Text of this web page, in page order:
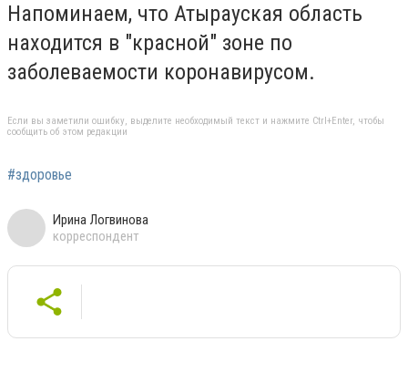
Напоминаем, что Атырауская область
находится в "красной" зоне по
заболеваемости коронавирусом.
Если вы заметили ошибку, выделите необходимый текст и нажмите Ctrl+Enter, чтобы
сообщить об этом редакции
#здоровье
Ирина Логвинова
корреспондент